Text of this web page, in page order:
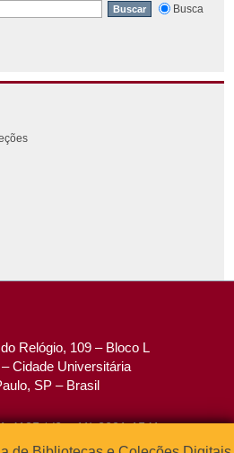
Busca
Relógio, 109 – Bloco L
Cidade Universitária
SP – Brasil
4195 / (0xx11) 3091-1541
3091-1567